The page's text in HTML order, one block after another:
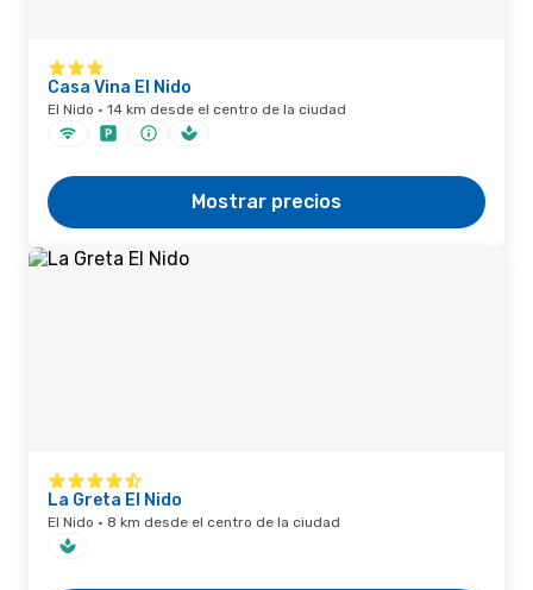
Casa Vina El Nido
El Nido · 14 km desde el centro de la ciudad
Mostrar precios
La Greta El Nido
El Nido · 8 km desde el centro de la ciudad